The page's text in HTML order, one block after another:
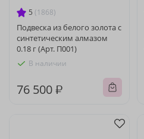
5 (1868)
Подвеска из белого золота с
синтетическим алмазом
0.18 г (Арт. П001)
В наличии
76 500 ₽